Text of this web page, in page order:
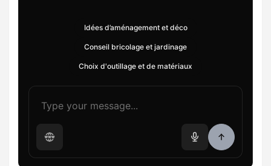
Idées d’aménagement et déco
Conseil bricolage et jardinage
Choix d'outillage et de matériaux